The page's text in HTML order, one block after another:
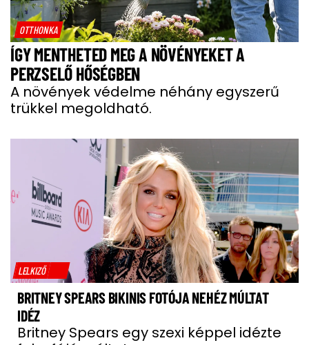
OTTHONKA
ÍGY MENTHETED MEG A NÖVÉNYEKET A
PERZSELŐ HŐSÉGBEN
A növények védelme néhány egyszerű
trükkel megoldható.
LELKIZŐ
BRITNEY SPEARS BIKINIS FOTÓJA NEHÉZ MÚLTAT
IDÉZ
Britney Spears egy szexi képpel idézte